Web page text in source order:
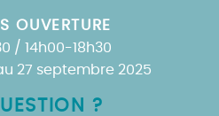
?
OUVERTURE
/ 14h00-18h30
27 septembre 2025